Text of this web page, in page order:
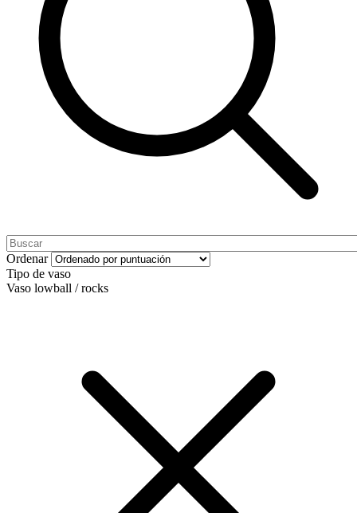
Ordenar
Tipo de vaso
Vaso lowball / rocks